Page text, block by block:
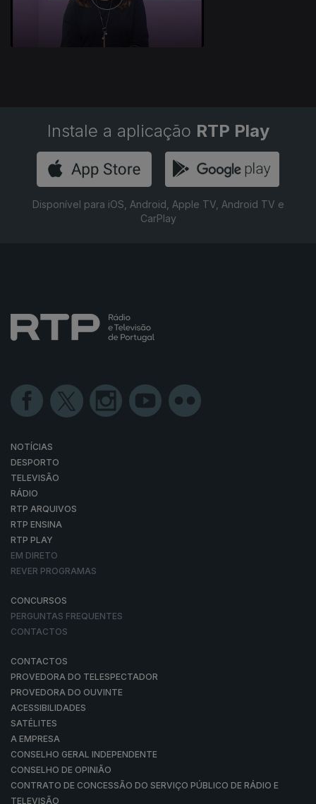
Instale a aplicação RTP Play
Disponível para iOS, Android, Apple TV, Android TV e
CarPlay
NOTÍCIAS
DESPORTO
TELEVISÃO
RÁDIO
RTP ARQUIVOS
RTP ENSINA
RTP PLAY
EM DIRETO
REVER PROGRAMAS
CONCURSOS
PERGUNTAS FREQUENTES
CONTACTOS
CONTACTOS
PROVEDORA DO TELESPECTADOR
PROVEDORA DO OUVINTE
ACESSIBILIDADES
SATÉLITES
A EMPRESA
CONSELHO GERAL INDEPENDENTE
CONSELHO DE OPINIÃO
CONTRATO DE CONCESSÃO DO SERVIÇO PÚBLICO DE RÁDIO E
TELEVISÃO